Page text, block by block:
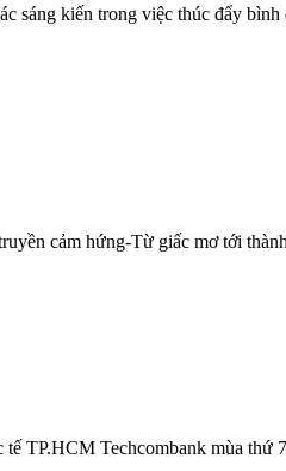
sáng kiến trong việc thúc đẩy
cảm hứng-Từ giấc mơ tới
TP.HCM Techcombank mùa